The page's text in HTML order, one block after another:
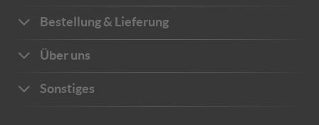
Bestellung & Lieferung
Zahlungsarten
Frachtkosten
Über uns
Unternehmen
Sonstiges